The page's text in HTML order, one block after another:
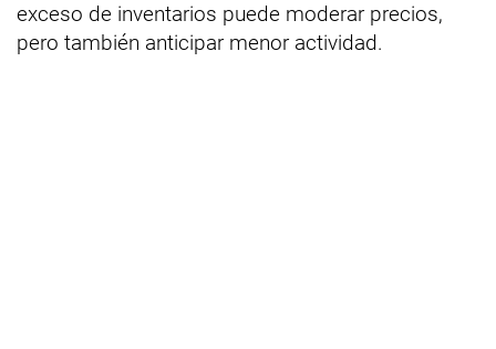
exceso de inventarios puede moderar precios,
pero también anticipar menor actividad.